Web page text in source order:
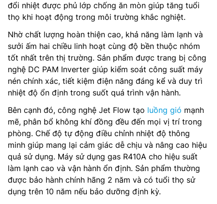
đổi nhiệt được phủ lớp chống ăn mòn giúp tăng tuổi
thọ khi hoạt động trong môi trường khắc nghiệt.
Nhờ chất lượng hoàn thiện cao, khả năng làm lạnh và
sưởi ấm hai chiều linh hoạt cùng độ bền thuộc nhóm
tốt nhất trên thị trường. Sản phẩm được trang bị công
nghệ DC PAM Inverter giúp kiểm soát công suất máy
nén chính xác, tiết kiệm điện năng đáng kể và duy trì
nhiệt độ ổn định trong suốt quá trình vận hành.
Bên cạnh đó, công nghệ Jet Flow tạo luồng gió mạnh
mẽ, phân bổ không khí đồng đều đến mọi vị trí trong
phòng. Chế độ tự động điều chỉnh nhiệt độ thông
minh giúp mang lại cảm giác dễ chịu và nâng cao hiệu
quả sử dụng. Máy sử dụng gas R410A cho hiệu suất
làm lạnh cao và vận hành ổn định. Sản phẩm thường
được bảo hành chính hãng 2 năm và có tuổi thọ sử
dụng trên 10 năm nếu bảo dưỡng định kỳ.